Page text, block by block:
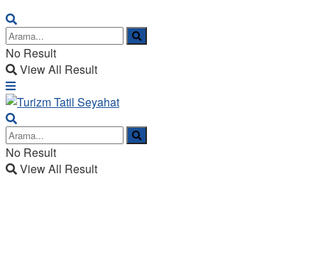
No Result
View All Result
No Result
View All Result